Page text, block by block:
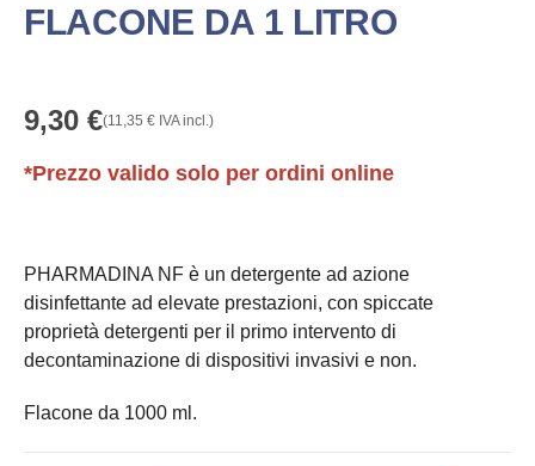
FLACONE DA 1 LITRO
9,30 €(11,35 € IVA incl.)
*Prezzo valido solo per ordini online
PHARMADINA NF è un detergente ad azione
disinfettante ad elevate prestazioni, con spiccate
proprietà detergenti per il primo intervento di
decontaminazione di dispositivi invasivi e non.
Flacone da 1000 ml.